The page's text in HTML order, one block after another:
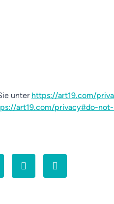
unter https://art19.com/
art19.com/privacy#do-